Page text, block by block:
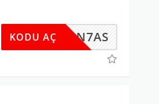
HKLN7AS
KODU AÇ